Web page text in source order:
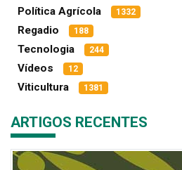
Política Agrícola 1332
Regadio 188
Tecnologia 244
Vídeos 12
Viticultura 1381
ARTIGOS RECENTES